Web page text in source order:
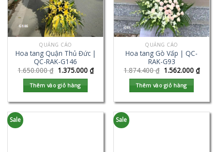
QUẢNG CÁO
Hoa tang Quận Thủ Đức |
QC-RAK-G146
1.650.000₫ 1.375.000 ₫
Thêm vào giỏ hàng
QUẢNG CÁO
Hoa tang Gò Vấp | QC-
RAK-G93
1.874.400₫ 1.562.000 ₫
Thêm vào giỏ hàng
Sale Sale